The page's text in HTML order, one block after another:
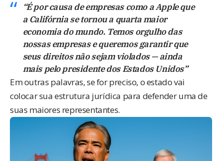
“É por causa de empresas como a Apple que
a Califórnia se tornou a quarta maior
economia do mundo. Temos orgulho das
nossas empresas e queremos garantir que
seus direitos não sejam violados — ainda
mais pelo presidente dos Estados Unidos”
Em outras palavras, se for preciso, o estado vai
colocar sua estrutura jurídica para defender uma de
suas maiores representantes.